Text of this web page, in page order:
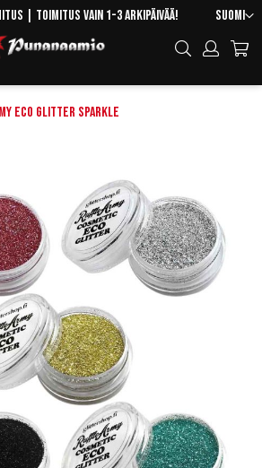
Skip
Content
Kieli
Suomi
| Toimitus vain 1-3 arkipäivää!
Hae
Eco Glitter Sparkle